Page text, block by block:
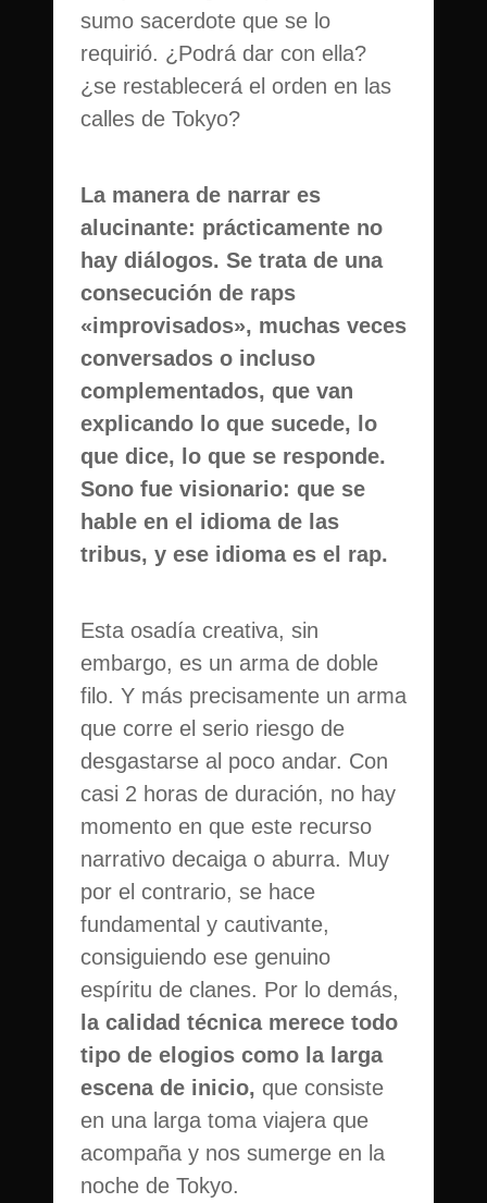
sumo sacerdote que se lo
requirió. ¿Podrá dar con ella?
¿se restablecerá el orden en las
calles de Tokyo?
La manera de narrar es
alucinante: prácticamente no
hay diálogos. Se trata de una
consecución de raps
«improvisados», muchas veces
conversados o incluso
complementados, que van
explicando lo que sucede, lo
que dice, lo que se responde.
Sono fue visionario: que se
hable en el idioma de las
tribus, y ese idioma es el rap.
Esta osadía creativa, sin
embargo, es un arma de doble
filo. Y más precisamente un arma
que corre el serio riesgo de
desgastarse al poco andar. Con
casi 2 horas de duración, no hay
momento en que este recurso
narrativo decaiga o aburra. Muy
por el contrario, se hace
fundamental y cautivante,
consiguiendo ese genuino
espíritu de clanes. Por lo demás,
la calidad técnica merece todo
tipo de elogios como la larga
escena de inicio, que consiste
en una larga toma viajera que
acompaña y nos sumerge en la
noche de Tokyo.